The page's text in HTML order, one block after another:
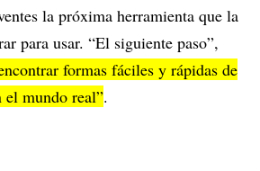
la próxima herramienta que la
para usar. “El siguiente paso”,
formas fáciles y rápidas de
el mundo real”.